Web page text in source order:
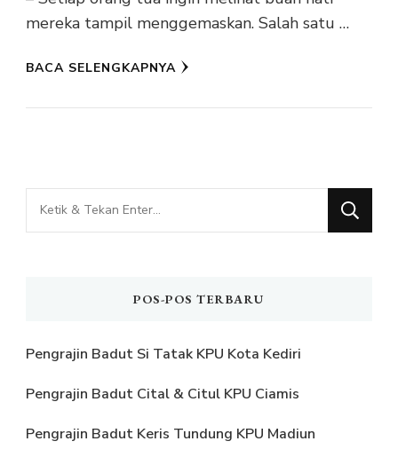
mereka tampil menggemaskan. Salah satu …
BACA SELENGKAPNYA
Mencari
Sesuatu?
POS-POS TERBARU
Pengrajin Badut Si Tatak KPU Kota Kediri
Pengrajin Badut Cital & Citul KPU Ciamis
Pengrajin Badut Keris Tundung KPU Madiun